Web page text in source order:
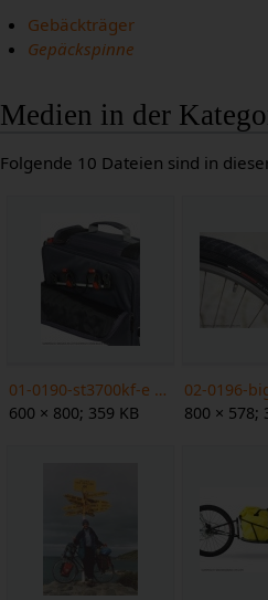
Gebäckträger
Gepäckspinne
Medien in der
Folgende 10 Dateien sind in
01-0190-st3700kf-e web.jpg
600 × 800; 359 KB
800 × 578;